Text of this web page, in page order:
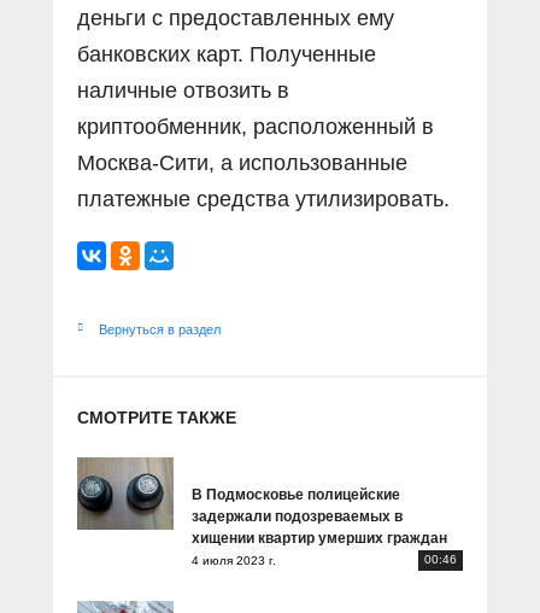
деньги с предоставленных ему
банковских карт. Полученные
наличные отвозить в
криптообменник, расположенный в
Москва-Сити, а использованные
платежные средства утилизировать.
Вернуться в раздел
СМОТРИТЕ ТАКЖЕ
В Подмосковье полицейские
задержали подозреваемых в
хищении квартир умерших граждан
4 июля 2023 г. 00:46